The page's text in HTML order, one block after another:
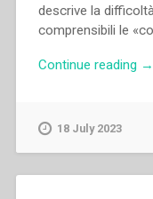
descrive la
comprensibili le
Continue reading →
18 July 2023